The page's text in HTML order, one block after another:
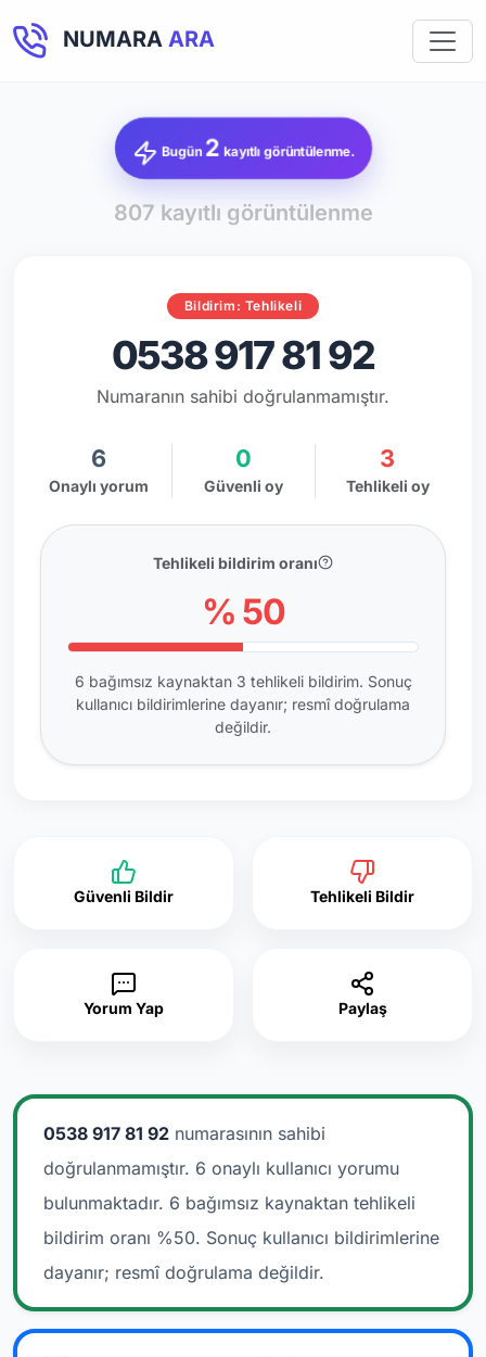
NUMARA ARA
Bugün 2 kayıtlı görüntülenme.
807 kayıtlı görüntülenme
Bildirim: Tehlikeli
0538 917 81 92
Numaranın sahibi doğrulanmamıştır.
6
Onaylı yorum
0
Güvenli oy
3
Tehlikeli oy
Tehlikeli bildirim oranı
% 50
6 bağımsız kaynaktan 3 tehlikeli bildirim. Sonuç
kullanıcı bildirimlerine dayanır; resmî doğrulama
değildir.
Güvenli Bildir Tehlikeli Bildir
Yorum Yap Paylaş
0538 917 81 92 numarasının sahibi
doğrulanmamıştır. 6 onaylı kullanıcı yorumu
bulunmaktadır. 6 bağımsız kaynaktan tehlikeli
bildirim oranı %50. Sonuç kullanıcı bildirimlerine
dayanır; resmî doğrulama değildir.